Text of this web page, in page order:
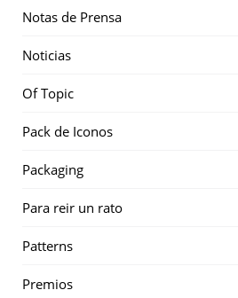
Notas de Prensa
Noticias
Of Topic
Pack de Iconos
Packaging
Para reir un rato
Patterns
Premios